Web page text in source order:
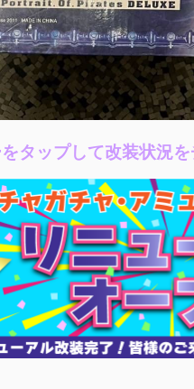
タップして改装状況